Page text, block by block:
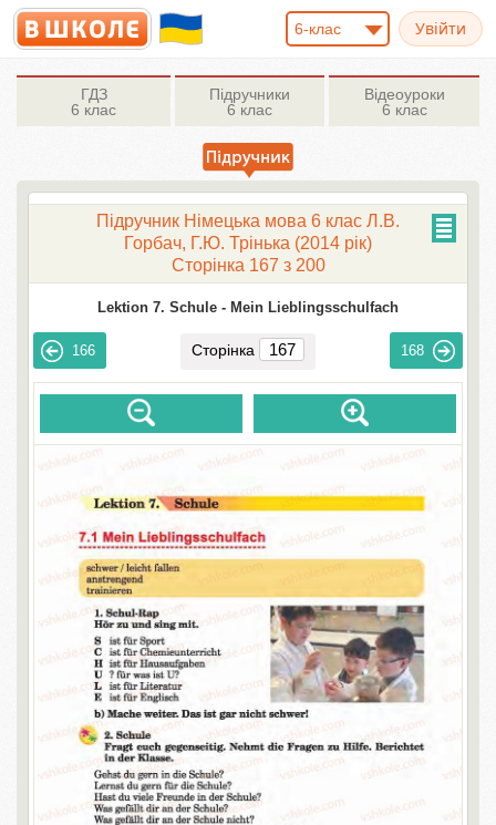
6-клас
ГДЗ
6 клас
Підручники
6 клас
Відеоуроки
6 клас
Підручник Німецька мова 6 клас Л.В.
Горбач, Г.Ю. Трінька (2014 рік)
Сторінка 167 з 200
Lektion 7. Schule - Mein Lieblingsschulfach
166 Сторінка 168